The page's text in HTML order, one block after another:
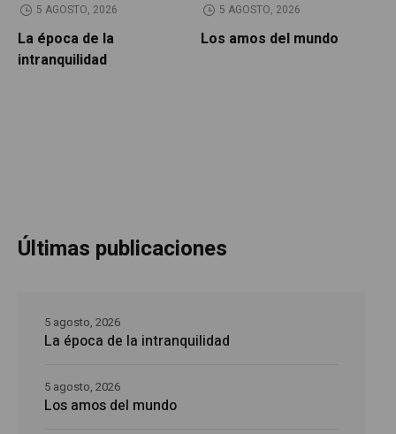
5 AGOSTO, 2026
La época de la
intranquilidad
5 AGOSTO, 2026
Los amos del mundo
Últimas publicaciones
La época de la intranquilidad
5 agosto, 2026
Los amos del mundo
5 agosto, 2026